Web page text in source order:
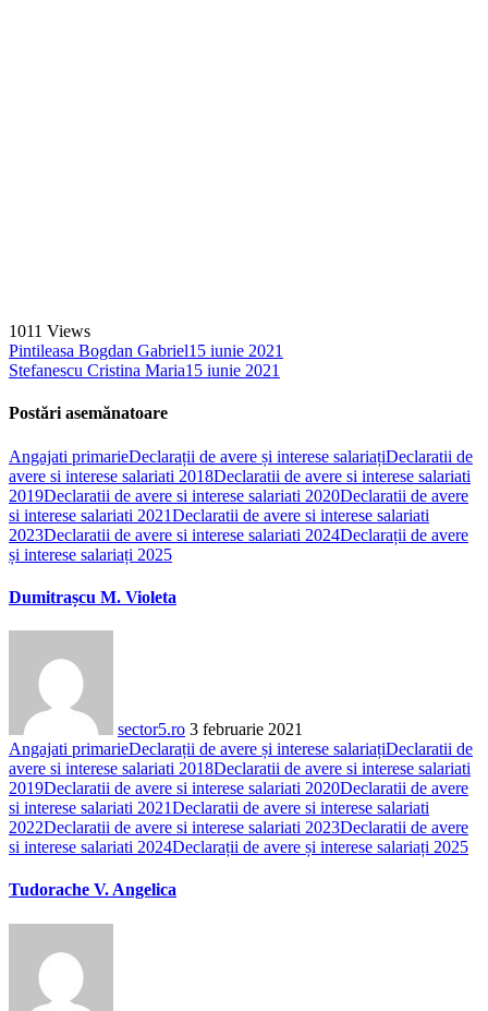
1011 Views
Pintileasa Bogdan Gabriel15 iunie 2021
Stefanescu Cristina Maria15 iunie 2021
Postări asemănatoare
Angajati primarieDeclarații de avere și interese salariațiDeclaratii de
avere si interese salariati 2018Declaratii de avere si interese salariati
2019Declaratii de avere si interese salariati 2020Declaratii de avere
si interese salariati 2021Declaratii de avere si interese salariati
2023Declaratii de avere si interese salariati 2024Declarații de avere
și interese salariați 2025
Dumitrașcu M. Violeta
sector5.ro 3 februarie 2021
Angajati primarieDeclarații de avere și interese salariațiDeclaratii de
avere si interese salariati 2018Declaratii de avere si interese salariati
2019Declaratii de avere si interese salariati 2020Declaratii de avere
si interese salariati 2021Declaratii de avere si interese salariati
2022Declaratii de avere si interese salariati 2023Declaratii de avere
si interese salariati 2024Declarații de avere și interese salariați 2025
Tudorache V. Angelica